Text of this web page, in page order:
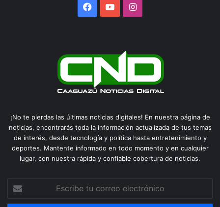
Facebook
YouTubeInstagram
¡No te pierdas las últimas noticias digitales! En nuestra página de
noticias, encontrarás toda la información actualizada de tus temas
de interés, desde tecnología y política hasta entretenimiento y
deportes. Mantente informado en todo momento y en cualquier
lugar, con nuestra rápida y confiable cobertura de noticias.
correo